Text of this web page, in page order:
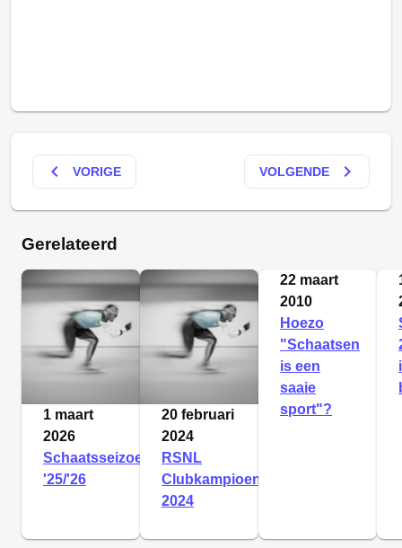
keyboard_arrow_left VORIGE VOLGENDE keyboard_arrow_right
Gerelateerd
1 maart
2026
Schaatsseizoen
'25/'26
20 februari
2024
RSNL
Clubkampioenschappen
2024
22 maart
2010
Hoezo
"Schaatsen
is een
saaie
sport"?